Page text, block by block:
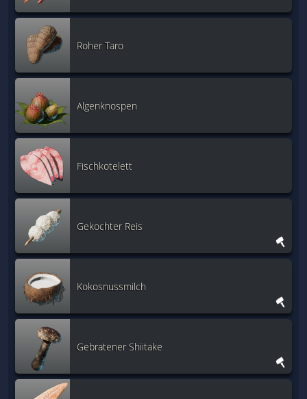
Roher Taro
Algenknospen
Fischkotelett
Gekochter Reis
Kokosnussmilch
Gebratener Shiitake